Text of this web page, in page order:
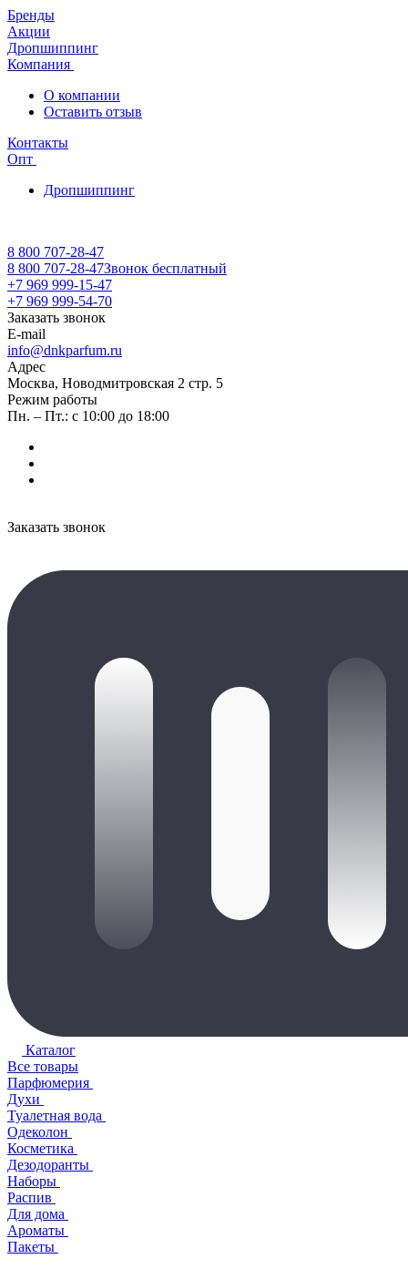
Бренды
Акции
Дропшиппинг
Компания
О компании
Оставить отзыв
Контакты
Опт
Дропшиппинг
8 800 707-28-47
8 800 707-28-47Звонок бесплатный
+7 969 999-15-47
+7 969 999-54-70
Заказать звонок
E-mail
info@dnkparfum.ru
Адрес
Москва, Новодмитровская 2 стр. 5
Режим работы
Пн. – Пт.: с 10:00 до 18:00
Заказать звонок
Каталог
Все товары
Парфюмерия
Духи
Туалетная вода
Одеколон
Косметика
Дезодоранты
Наборы
Распив
Для дома
Ароматы
Пакеты